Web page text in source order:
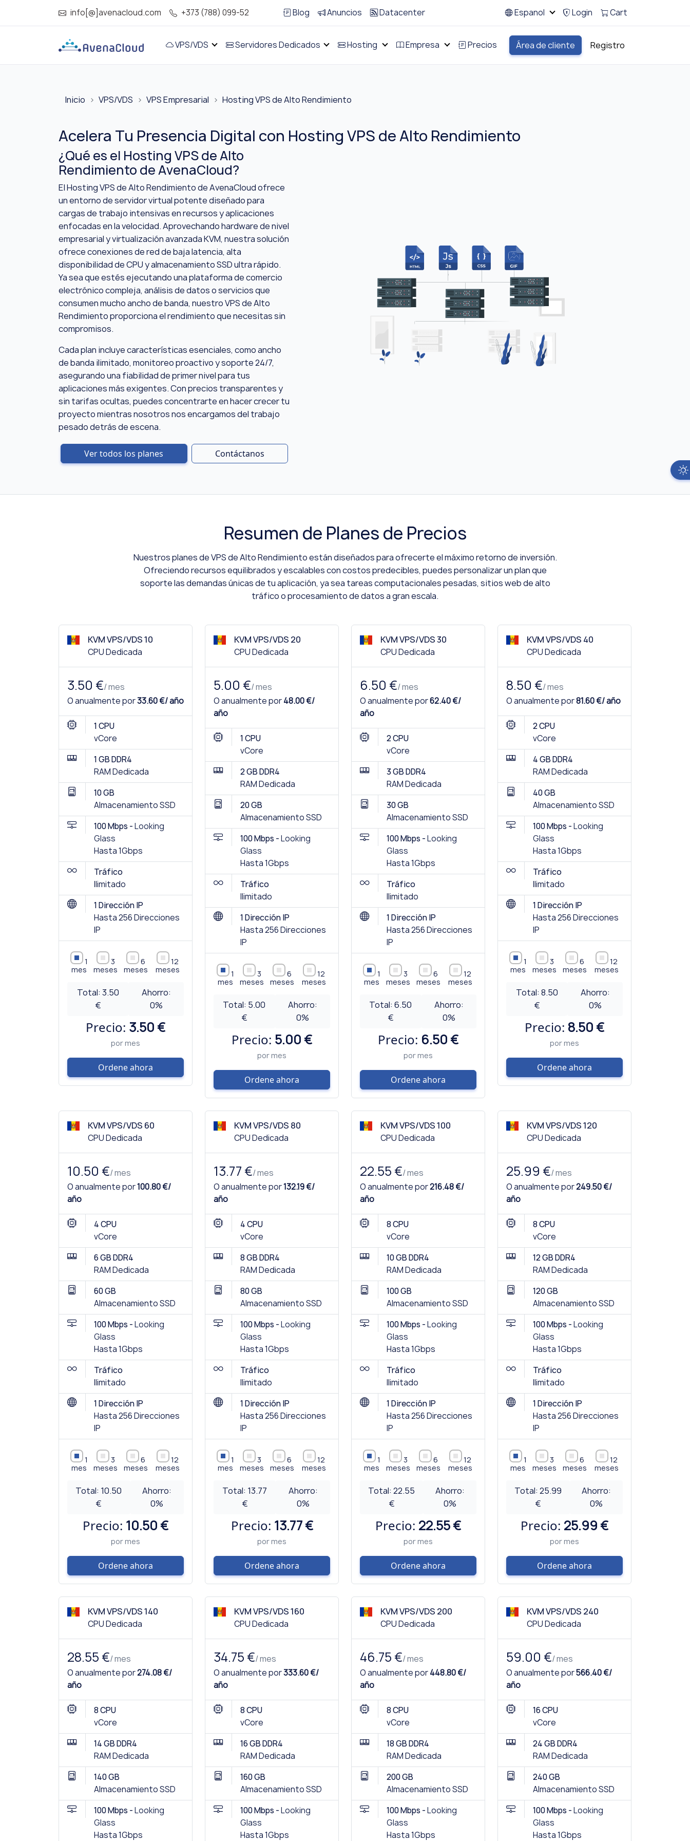
info[@]avenacloud.com +373 (788) 099-52 Blog Anuncios Datacenter Espanol Login Cart
VPS/VDS Servidores Dedicados Hosting Empresa Precios Área de cliente Registro
Inicio VPS/VDS VPS Empresarial Hosting VPS de Alto Rendimiento
Acelera Tu Presencia Digital con Hosting VPS de Alto Rendimiento
¿Qué es el Hosting VPS de Alto
Rendimiento de AvenaCloud?
El Hosting VPS de Alto Rendimiento de AvenaCloud ofrece
un entorno de servidor virtual potente diseñado para
cargas de trabajo intensivas en recursos y aplicaciones
enfocadas en la velocidad. Aprovechando hardware de nivel
empresarial y virtualización avanzada KVM, nuestra solución
ofrece conexiones de red de baja latencia, alta
disponibilidad de CPU y almacenamiento SSD ultra rápido.
Ya sea que estés ejecutando una plataforma de comercio
electrónico compleja, análisis de datos o servicios que
consumen mucho ancho de banda, nuestro VPS de Alto
Rendimiento proporciona el rendimiento que necesitas sin
compromisos.
Cada plan incluye características esenciales, como ancho
de banda ilimitado, monitoreo proactivo y soporte 24/7,
asegurando una fiabilidad de primer nivel para tus
aplicaciones más exigentes. Con precios transparentes y
sin tarifas ocultas, puedes concentrarte en hacer crecer tu
proyecto mientras nosotros nos encargamos del trabajo
pesado detrás de escena.
Ver todos los planes Contáctanos
Resumen de Planes de Precios
Nuestros planes de VPS de Alto Rendimiento están diseñados para ofrecerte el máximo retorno de inversión.
Ofreciendo recursos equilibrados y escalables con costos predecibles, puedes personalizar un plan que
soporte las demandas únicas de tu aplicación, ya sea tareas computacionales pesadas, sitios web de alto
tráfico o procesamiento de datos a gran escala.
KVM VPS/VDS 10
CPU Dedicada
3.50 €/ mes
O anualmente por33.60 €/ año
1 CPU
vCore
1 GB DDR4
RAM Dedicada
10 GB
Almacenamiento SSD
100 Mbps -Looking
Glass
Hasta 1Gbps
Tráfico
Ilimitado
1 Dirección IP
Hasta 256 Direcciones
IP
1
mes
3
meses
6
meses
12
meses
Total: 3.50
€
Ahorro:
0%
Precio: 3.50 €
por mes
Ordene ahora
KVM VPS/VDS 20
CPU Dedicada
5.00 €/ mes
O anualmente por48.00 €/
año
1 CPU
vCore
2 GB DDR4
RAM Dedicada
20 GB
Almacenamiento SSD
100 Mbps -Looking
Glass
Hasta 1Gbps
Tráfico
Ilimitado
1 Dirección IP
Hasta 256 Direcciones
IP
1
mes
3
meses
6
meses
12
meses
Total: 5.00
€
Ahorro:
0%
Precio: 5.00 €
por mes
Ordene ahora
KVM VPS/VDS 30
CPU Dedicada
6.50 €/ mes
O anualmente por62.40 €/
año
2 CPU
vCore
3 GB DDR4
RAM Dedicada
30 GB
Almacenamiento SSD
100 Mbps -Looking
Glass
Hasta 1Gbps
Tráfico
Ilimitado
1 Dirección IP
Hasta 256 Direcciones
IP
1
mes
3
meses
6
meses
12
meses
Total:6.50
€
Ahorro:
0%
Precio: 6.50 €
por mes
Ordene ahora
KVM VPS/VDS 40
CPU Dedicada
8.50 €/ mes
O anualmente por81.60 €/ año
2 CPU
vCore
4 GB DDR4
RAM Dedicada
40 GB
Almacenamiento SSD
100 Mbps -Looking
Glass
Hasta 1Gbps
Tráfico
Ilimitado
1 Dirección IP
Hasta 256 Direcciones
IP
1
mes
3
meses
6
meses
12
meses
Total: 8.50
€
Ahorro:
0%
Precio: 8.50 €
por mes
Ordene ahora
KVM VPS/VDS 60
CPU Dedicada
10.50 €/ mes
O anualmente por100.80 €/
año
4 CPU
vCore
6 GB DDR4
RAM Dedicada
60 GB
Almacenamiento SSD
100 Mbps -Looking
Glass
Hasta 1Gbps
Tráfico
Ilimitado
1 Dirección IP
Hasta 256 Direcciones
IP
1
mes
3
meses
6
meses
12
meses
Total: 10.50
€
Ahorro:
0%
Precio: 10.50 €
por mes
Ordene ahora
KVM VPS/VDS 80
CPU Dedicada
13.77 €/ mes
O anualmente por132.19 €/
año
4 CPU
vCore
8 GB DDR4
RAM Dedicada
80 GB
Almacenamiento SSD
100 Mbps -Looking
Glass
Hasta 1Gbps
Tráfico
Ilimitado
1 Dirección IP
Hasta 256 Direcciones
IP
1
mes
3
meses
6
meses
12
meses
Total: 13.77
€
Ahorro:
0%
Precio: 13.77 €
por mes
Ordene ahora
KVM VPS/VDS 100
CPU Dedicada
22.55 €/ mes
O anualmente por216.48 €/
año
8 CPU
vCore
10 GB DDR4
RAM Dedicada
100 GB
Almacenamiento SSD
100 Mbps -Looking
Glass
Hasta 1Gbps
Tráfico
Ilimitado
1 Dirección IP
Hasta 256 Direcciones
IP
1
mes
3
meses
6
meses
12
meses
Total:22.55
€
Ahorro:
0%
Precio: 22.55 €
por mes
Ordene ahora
KVM VPS/VDS 120
CPU Dedicada
25.99 €/ mes
O anualmente por249.50 €/
año
8 CPU
vCore
12 GB DDR4
RAM Dedicada
120 GB
Almacenamiento SSD
100 Mbps -Looking
Glass
Hasta 1Gbps
Tráfico
Ilimitado
1 Dirección IP
Hasta 256 Direcciones
IP
1
mes
3
meses
6
meses
12
meses
Total: 25.99
€
Ahorro:
0%
Precio: 25.99 €
por mes
Ordene ahora
KVM VPS/VDS 140
CPU Dedicada
28.55 €/ mes
O anualmente por274.08 €/
año
8 CPU
vCore
14 GB DDR4
RAM Dedicada
140 GB
Almacenamiento SSD
100 Mbps -Looking
Glass
Hasta 1Gbps
KVM VPS/VDS 160
CPU Dedicada
34.75 €/ mes
O anualmente por333.60 €/
año
8 CPU
vCore
16 GB DDR4
RAM Dedicada
160 GB
Almacenamiento SSD
100 Mbps -Looking
Glass
Hasta 1Gbps
KVM VPS/VDS 200
CPU Dedicada
46.75 €/ mes
O anualmente por448.80 €/
año
8 CPU
vCore
18 GB DDR4
RAM Dedicada
200 GB
Almacenamiento SSD
100 Mbps -Looking
Glass
Hasta 1Gbps
KVM VPS/VDS 240
CPU Dedicada
59.00 €/ mes
O anualmente por566.40 €/
año
16 CPU
vCore
24 GB DDR4
RAM Dedicada
240 GB
Almacenamiento SSD
100 Mbps -Looking
Glass
Hasta 1Gbps